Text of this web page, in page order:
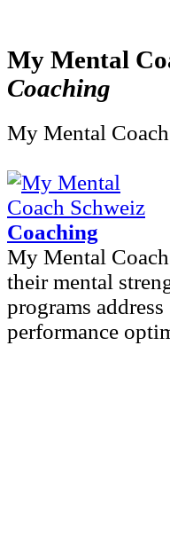
My Mental
Coaching
My Mental
Coaching
My Mental
their mental
programs
performance